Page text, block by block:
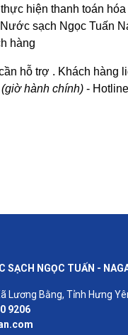
hiện thanh toán
sạch Ngọc Tuấn
hàng
hỗ trợ . Khách hàng
(giờ hành chính) - Hotline
SẠCH NGỌC TUẤN -
Lương Bằng, Tỉnh Hưng
9206